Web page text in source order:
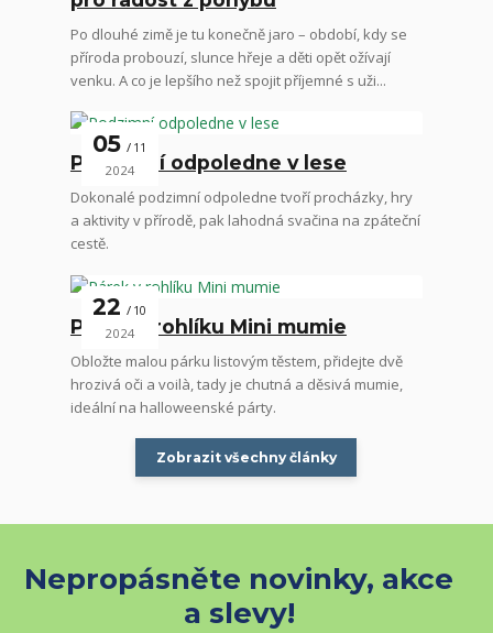
Po dlouhé zimě je tu konečně jaro – období, kdy se
příroda probouzí, slunce hřeje a děti opět ožívají
venku. A co je lepšího než spojit příjemné s uži...
05 11
2024
Podzimní odpoledne v lese
Dokonalé podzimní odpoledne tvoří procházky, hry
a aktivity v přírodě, pak lahodná svačina na zpáteční
cestě.
22 10
2024
Párek v rohlíku Mini mumie
Obložte malou párku listovým těstem, přidejte dvě
hrozivá oči a voilà, tady je chutná a děsivá mumie,
ideální na halloweenské párty.
Zobrazit všechny články
Nepropásněte novinky, akce
a slevy!